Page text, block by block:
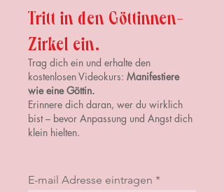
Tritt in den Göttinnen-
Zirkel ein.
Trag dich ein und erhalte den
kostenlosen Videokurs: Manifestiere
wie eine Göttin.
Erinnere dich daran, wer du wirklich
bist – bevor Anpassung und Angst dich
klein hielten.
E-mail Adresse eintragen